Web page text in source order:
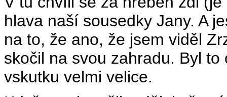
hlava naší sousedky Jany. A
na to, že ano, že jsem viděl
skočil na svou zahradu. Byl
vskutku velmi velice.